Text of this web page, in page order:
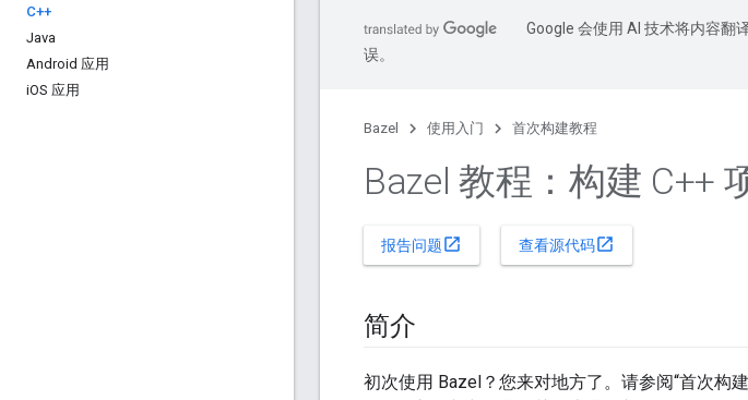
C++
Java
Android 应用
iOS 应用
Google 会使用 AI 技术将内容翻
误。
Bazel 使用入门 首次构建教程
Bazel 教程：构建 C++
报告问题 open_in_new 查看源代码open_in_new
简介
初次使用 Bazel？您来对地方了。请参阅“首次构